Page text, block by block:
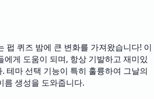
펍 퀴즈 밤에 큰 변화를 가져왔습니다! 이
에게 도움이 되며, 항상 기발하고 재미있
테마 선택 기능이 특히 훌륭하여 그날의
름 생성을 도와줍니다.